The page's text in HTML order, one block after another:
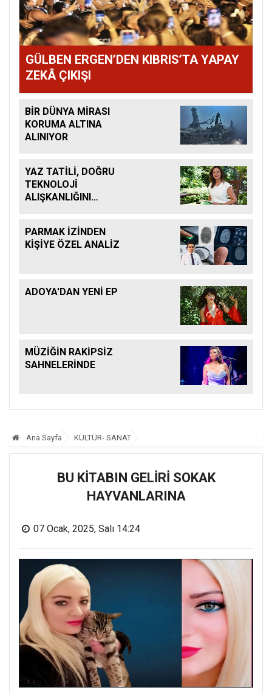
GÜLBEN ERGEN’DEN KIBRIS’TA YAPAY
ZEKÂ ÇIKIŞI
BİR DÜNYA MİRASI
KORUMA ALTINA
ALINIYOR
YAZ TATİLİ, DOĞRU
TEKNOLOJİ
ALIŞKANLIĞINI
PARMAK İZİNDEN
KİŞİYE ÖZEL ANALİZ
ADOYA'DAN YENİ EP
MÜZİĞİN RAKİPSİZ
SAHNELERİNDE
Ana Sayfa KÜLTÜR- SANAT
BU KİTABIN GELİRİ SOKAK
HAYVANLARINA
07 Ocak, 2025, Salı 14:24